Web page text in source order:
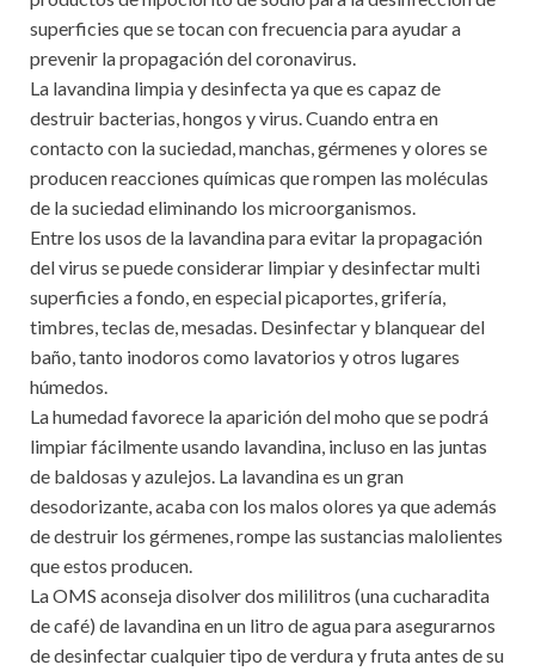
superficies que se tocan con frecuencia para ayudar a
prevenir la propagación del coronavirus.
La lavandina limpia y desinfecta ya que es capaz de
destruir bacterias, hongos y virus. Cuando entra en
contacto con la suciedad, manchas, gérmenes y olores se
producen reacciones químicas que rompen las moléculas
de la suciedad eliminando los microorganismos.
Entre los usos de la lavandina para evitar la propagación
del virus se puede considerar limpiar y desinfectar multi
superficies a fondo, en especial picaportes, grifería,
timbres, teclas de, mesadas. Desinfectar y blanquear del
baño, tanto inodoros como lavatorios y otros lugares
húmedos.
La humedad favorece la aparición del moho que se podrá
limpiar fácilmente usando lavandina, incluso en las juntas
de baldosas y azulejos. La lavandina es un gran
desodorizante, acaba con los malos olores ya que además
de destruir los gérmenes, rompe las sustancias malolientes
que estos producen.
La OMS aconseja disolver dos mililitros (una cucharadita
de café) de lavandina en un litro de agua para asegurarnos
de desinfectar cualquier tipo de verdura y fruta antes de su